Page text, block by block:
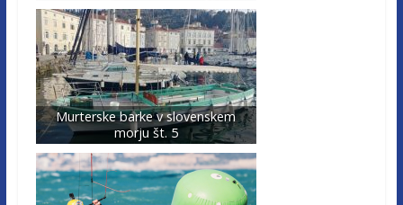
Murterske barke v slovenskem
morju št. 5